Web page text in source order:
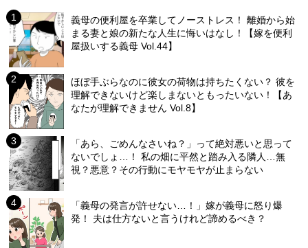
義母の便利屋を卒業してノーストレス！ 離婚から始
まる妻と娘の新たな人生に悔いはなし！【嫁を便利
屋扱いする義母 Vol.44】
ほぼ手ぶらなのに彼女の荷物は持ちたくない？ 彼を
理解できないけど楽しまないともったいない！【あ
なたが理解できません Vol.8】
「あら、ごめんなさいね？」って絶対悪いと思って
ないでしょ…！ 私の畑に平然と踏み入る隣人…無
視？悪意？その行動にモヤモヤが止まらない
「義母の発言が許せない…！」嫁が義母に怒り爆
発！ 夫は仕方ないと言うけれど諦めるべき？